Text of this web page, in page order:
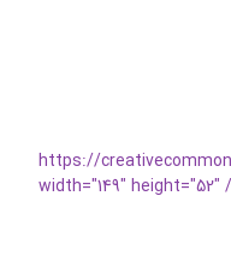
https://
width="149" height="52"